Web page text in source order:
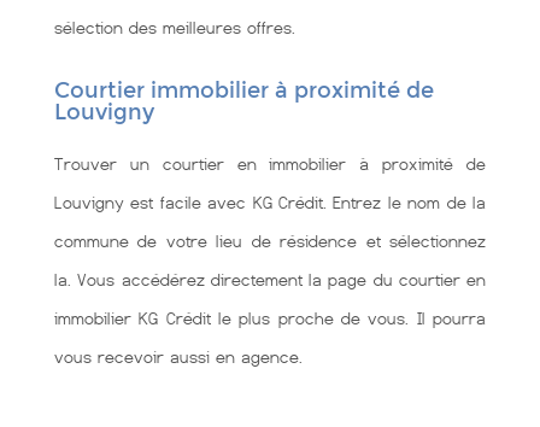
sélection des meilleures offres.
Courtier immobilier à proximité de
Louvigny
Trouver un courtier en immobilier à proximité de
Louvigny est facile avec KG Crédit. Entrez le nom de la
commune de votre lieu de résidence et sélectionnez
la. Vous accédérez directement la page du courtier en
immobilier KG Crédit le plus proche de vous. Il pourra
vous recevoir aussi en agence.